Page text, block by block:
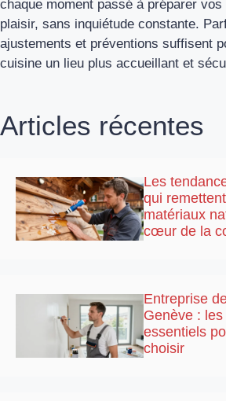
chaque moment passé à préparer
plaisir, sans inquiétude constante.
ajustements et préventions suffisent
cuisine un lieu plus accueillant et
Articles récentes
Les
qui
matériaux
cœur de la
Entreprise
Genève :
essentiels
choisir